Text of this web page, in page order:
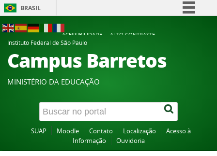
BRASIL
Participe
Acesso à informação
Canais
ACESSIBILIDADE
ALTO CONTRASTE
Instituto Federal de São Paulo
Campus Barretos
MINISTÉRIO DA EDUCAÇÃO
SUAP Moodle Contato Localização
Acesso à
Informação
Ouvidoria